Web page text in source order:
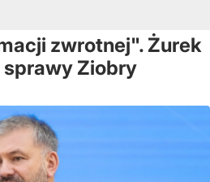
zwrotnej". Żurek
Ziobry